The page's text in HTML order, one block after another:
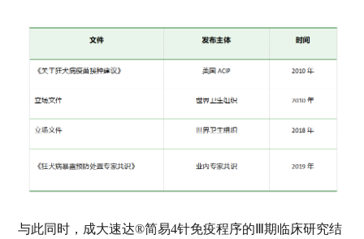
与此同时，成大速达®简易4针免疫程序的Ⅲ期临床研究结